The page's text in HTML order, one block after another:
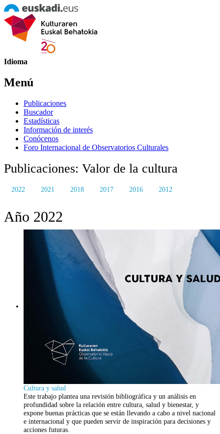
Idioma
Menú
Publicaciones
Buscador
Estadísticas
Información de interés
Conócenos
Foro Internacional de Observatorios Culturales
Publicaciones: Valor de la cultura
2022 2021 2018 2017 2016 2012
Año 2022
Cultura y salud
Este trabajo plantea una revisión bibliográfica y un análisis en
profundidad sobre la relación entre cultura, salud y bienestar, y
expone buenas prácticas que se están llevando a cabo a nivel nacional
e internacional y que pueden servir de inspiración para decisiones y
acciones futuras.